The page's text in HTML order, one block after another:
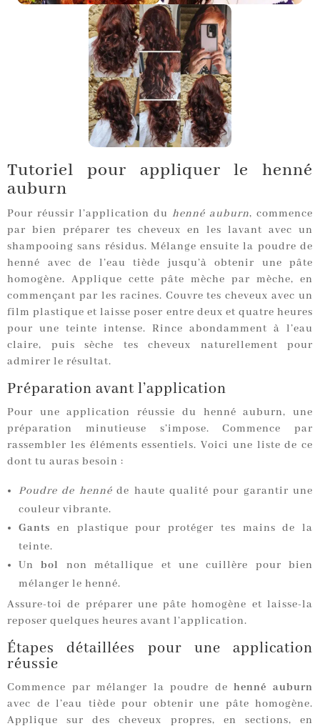
Tutoriel pour appliquer le henné
auburn
Pour réussir l’application du henné auburn, commence
par bien préparer tes cheveux en les lavant avec un
shampooing sans résidus. Mélange ensuite la poudre de
henné avec de l’eau tiède jusqu’à obtenir une pâte
homogène. Applique cette pâte mèche par mèche, en
commençant par les racines. Couvre tes cheveux avec un
film plastique et laisse poser entre deux et quatre heures
pour une teinte intense. Rince abondamment à l’eau
claire, puis sèche tes cheveux naturellement pour
admirer le résultat.
Préparation avant l’application
Pour une application réussie du henné auburn, une
préparation minutieuse s’impose. Commence par
rassembler les éléments essentiels. Voici une liste de ce
dont tu auras besoin :
Poudre de hennéde haute qualité pour garantir une
couleur vibrante.
Gants en plastique pour protéger tes mains de la
teinte.
Unbol
non métallique et une cuillère pour bien
mélanger le henné.
Assure-toi de préparer une pâte homogène et laisse-la
reposer quelques heures avant l’application.
Étapes détaillées pour une application
réussie
Commence par mélanger la poudre dehenné auburn
avec de l’eau tiède pour obtenir une pâte homogène.
Applique sur des cheveux propres, en sections, en